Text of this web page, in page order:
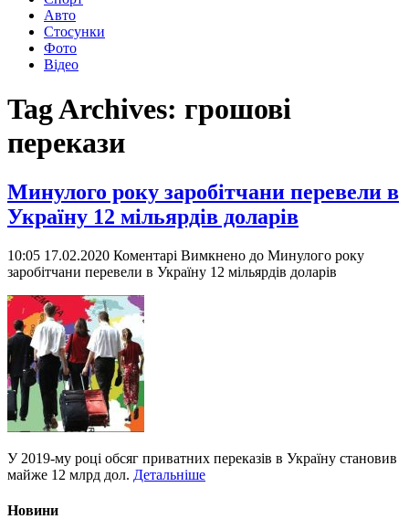
Авто
Стосунки
Фото
Відео
Tag Archives: грошові
перекази
Минулого року заробітчани перевели в
Україну 12 мільярдів доларів
10:05 17.02.2020 Коментарі Вимкнено до Минулого року
заробітчани перевели в Україну 12 мільярдів доларів
У 2019-му році обсяг приватних переказів в Україну становив
майже 12 млрд дол. Детальніше
Новини